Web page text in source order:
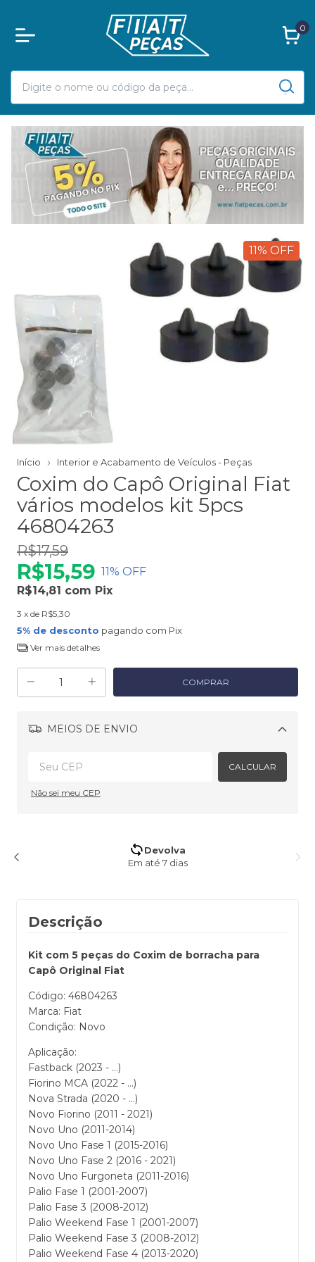
0
11% OFF
Início Interior e Acabamento de Veículos - Peças
Coxim do Capô Original Fiat
vários modelos kit 5pcs
46804263
R$17,59
R$15,59 11% OFF
R$14,81 com Pix
3 x de R$5,30
5% de desconto pagando com Pix
Ver mais detalhes
MEIOS DE ENVIO
Alterar CEP
CALCULAR
Não sei meu CEP
Devolva
Em até 7 dias
Descrição
Kit com 5 peças do Coxim de borracha para
Capô Original Fiat
Código: 46804263
Marca: Fiat
Condição: Novo
Aplicação:
Fastback (2023 - ...)
Fiorino MCA (2022 - ...)
Nova Strada (2020 - ...)
Novo Fiorino (2011 - 2021)
Novo Uno (2011-2014)
Novo Uno Fase 1 (2015-2016)
Novo Uno Fase 2 (2016 - 2021)
Novo Uno Furgoneta (2011-2016)
Palio Fase 1 (2001-2007)
Palio Fase 3 (2008-2012)
Palio Weekend Fase 1 (2001-2007)
Palio Weekend Fase 3 (2008-2012)
Palio Weekend Fase 4 (2013-2020)